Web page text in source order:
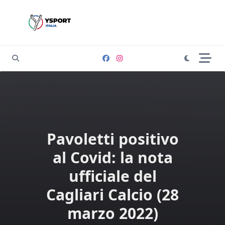
Pavoletti positivo
al Covid: la nota
ufficiale del
Cagliari Calcio (28
marzo 2022)